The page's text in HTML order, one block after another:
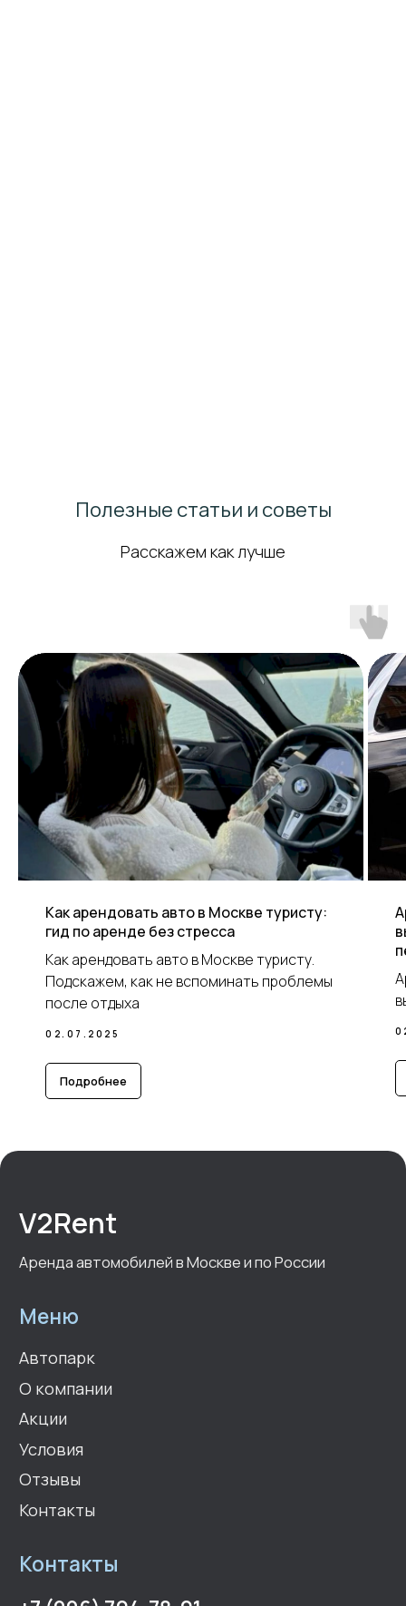
Полезные статьи и советы
Расскажем как лучше
Как арендовать авто в Москве туристу:
гид по аренде без стресса
Как арендовать авто в Москве туристу.
Подскажем, как не вспоминать проблемы
после отдыха
02.07.2025
Подробнее